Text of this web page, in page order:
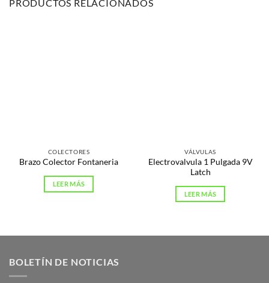
PRODUCTOS RELACIONADOS
COLECTORES
Brazo Colector Fontaneria
LEER MÁS
VÁLVULAS
Electrovalvula 1 Pulgada 9V
Latch
LEER MÁS
BOLETÍN DE NOTICIAS